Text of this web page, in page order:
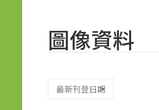
圖像資料